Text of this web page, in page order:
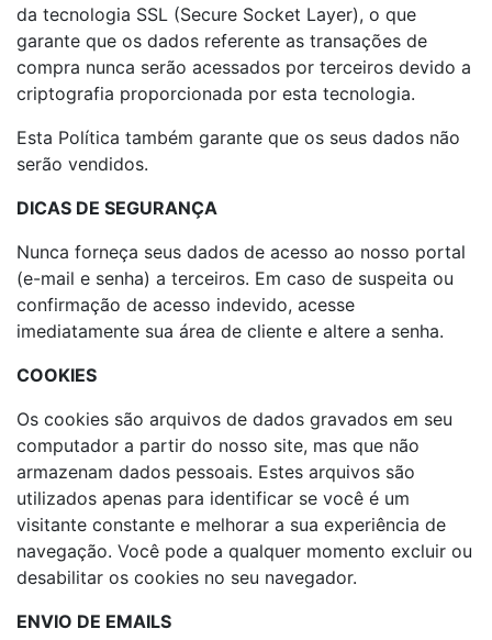
da tecnologia SSL (Secure Socket Layer), o que
garante que os dados referente as transações de
compra nunca serão acessados por terceiros devido a
criptografia proporcionada por esta tecnologia.
Esta Política também garante que os seus dados não
serão vendidos.
DICAS DE SEGURANÇA
Nunca forneça seus dados de acesso ao nosso portal
(e-mail e senha) a terceiros. Em caso de suspeita ou
confirmação de acesso indevido, acesse
imediatamente sua área de cliente e altere a senha.
COOKIES
Os cookies são arquivos de dados gravados em seu
computador a partir do nosso site, mas que não
armazenam dados pessoais. Estes arquivos são
utilizados apenas para identificar se você é um
visitante constante e melhorar a sua experiência de
navegação. Você pode a qualquer momento excluir ou
desabilitar os cookies no seu navegador.
ENVIO DE EMAILS